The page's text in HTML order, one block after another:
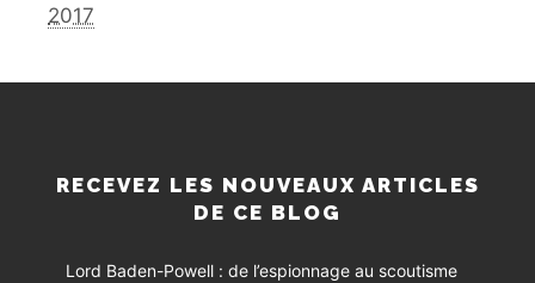
2017
RECEVEZ LES NOUVEAUX ARTICLES
DE CE BLOG
Lord Baden-Powell : de l’espionnage au scoutisme